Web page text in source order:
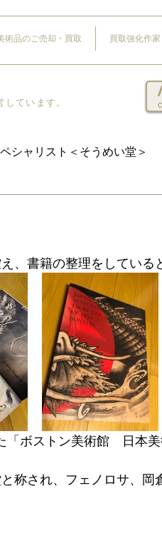
術品のご売却・買取 買取強化作家
ています。
シャリスト＜そうめい堂＞
、書籍の整理をしている
ボストン美術館　日本美
称され、フェノロサ、岡